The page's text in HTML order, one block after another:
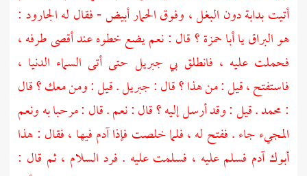
أتيت بدابة دون البغل ، وفوق الحمار أبيض - فقال لهالجارود :
هو البراق ياأبا حمزة ؟قال : نعم يضع خطوه عند أقصى طرفه ،
فحملت عليه ، فانطلق بي جبريل حتى أتى السماء الدنيا ،
فاستفتح ، قيل : من هذا ؟ قال :جبريل. قيل : ومن معك ؟ قال
:محمد. قيل : وقد أرسل إليه ؟ قال : نعم . قال : مرحبا به ونعم
المجيء جاء . ففتح له ، فلما خلصت فإذاآدمفيها ، فقال : هذا
أبوكآدم فسلم عليه ، فسلمت عليه . فرد السلام ، ثم قال :